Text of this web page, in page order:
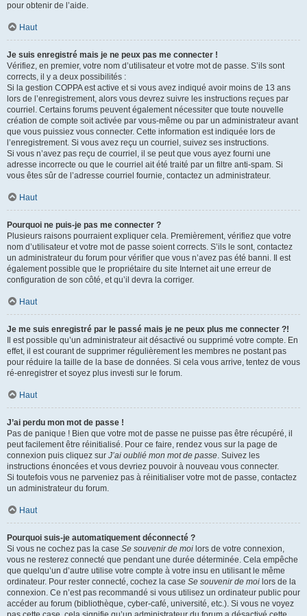
pour obtenir de l’aide.
Haut
Je suis enregistré mais je ne peux pas me connecter !
Vérifiez, en premier, votre nom d’utilisateur et votre mot de passe. S’ils sont
corrects, il y a deux possibilités :
Si la gestion COPPA est active et si vous avez indiqué avoir moins de 13 ans
lors de l’enregistrement, alors vous devrez suivre les instructions reçues par
courriel. Certains forums peuvent également nécessiter que toute nouvelle
création de compte soit activée par vous-même ou par un administrateur avant
que vous puissiez vous connecter. Cette information est indiquée lors de
l’enregistrement. Si vous avez reçu un courriel, suivez ses instructions.
Si vous n’avez pas reçu de courriel, il se peut que vous ayez fourni une
adresse incorrecte ou que le courriel ait été traité par un filtre anti-spam. Si
vous êtes sûr de l’adresse courriel fournie, contactez un administrateur.
Haut
Pourquoi ne puis-je pas me connecter ?
Plusieurs raisons pourraient expliquer cela. Premièrement, vérifiez que votre
nom d’utilisateur et votre mot de passe soient corrects. S’ils le sont, contactez
un administrateur du forum pour vérifier que vous n’avez pas été banni. Il est
également possible que le propriétaire du site Internet ait une erreur de
configuration de son côté, et qu’il devra la corriger.
Haut
Je me suis enregistré par le passé mais je ne peux plus me connecter ?!
Il est possible qu’un administrateur ait désactivé ou supprimé votre compte. En
effet, il est courant de supprimer régulièrement les membres ne postant pas
pour réduire la taille de la base de données. Si cela vous arrive, tentez de vous
ré-enregistrer et soyez plus investi sur le forum.
Haut
J’ai perdu mon mot de passe !
Pas de panique ! Bien que votre mot de passe ne puisse pas être récupéré, il
peut facilement être réinitialisé. Pour ce faire, rendez vous sur la page de
connexion puis cliquez sur J’ai oublié mon mot de passe. Suivez les
instructions énoncées et vous devriez pouvoir à nouveau vous connecter.
Si toutefois vous ne parveniez pas à réinitialiser votre mot de passe, contactez
un administrateur du forum.
Haut
Pourquoi suis-je automatiquement déconnecté ?
Si vous ne cochez pas la case Se souvenir de moi lors de votre connexion,
vous ne resterez connecté que pendant une durée déterminée. Cela empêche
que quelqu’un d’autre utilise votre compte à votre insu en utilisant le même
ordinateur. Pour rester connecté, cochez la case Se souvenir de moi lors de la
connexion. Ce n’est pas recommandé si vous utilisez un ordinateur public pour
accéder au forum (bibliothèque, cyber-café, université, etc.). Si vous ne voyez